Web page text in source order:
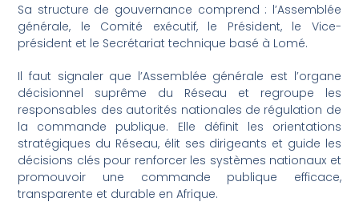
Sa structure de gouvernance comprend : l’Assemblée
générale, le Comité exécutif, le Président, le Vice-
président et le Secrétariat technique basé à Lomé.
Il faut signaler que l’Assemblée générale est l’organe
décisionnel suprême du Réseau et regroupe les
responsables des autorités nationales de régulation de
la commande publique. Elle définit les orientations
stratégiques du Réseau, élit ses dirigeants et guide les
décisions clés pour renforcer les systèmes nationaux et
promouvoir une commande publique efficace,
transparente et durable en Afrique.